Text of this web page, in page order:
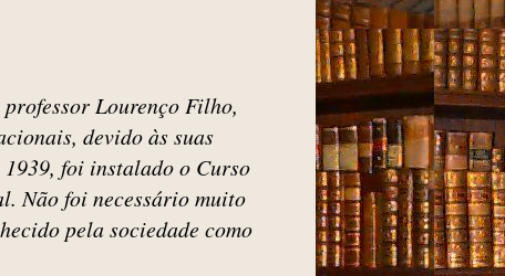
Lourenço Filho,
devido às suas
1939, foi instalado o Curso
Não foi necessário muito
pela sociedade como